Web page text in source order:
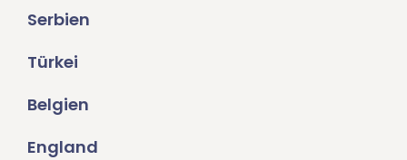
Serbien
Türkei
Belgien
England